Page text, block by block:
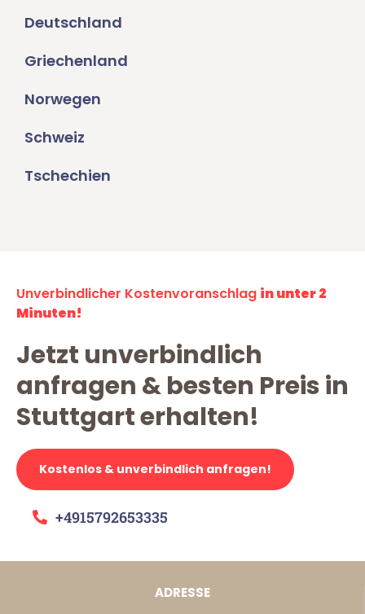
Deutschland
Griechenland
Norwegen
Schweiz
Tschechien
Unverbindlicher Kostenvoranschlag in unter 2
Minuten!
Jetzt unverbindlich
anfragen & besten Preis in
Stuttgart erhalten!
Kostenlos & unverbindlich anfragen!
+4915792653335
ADRESSE